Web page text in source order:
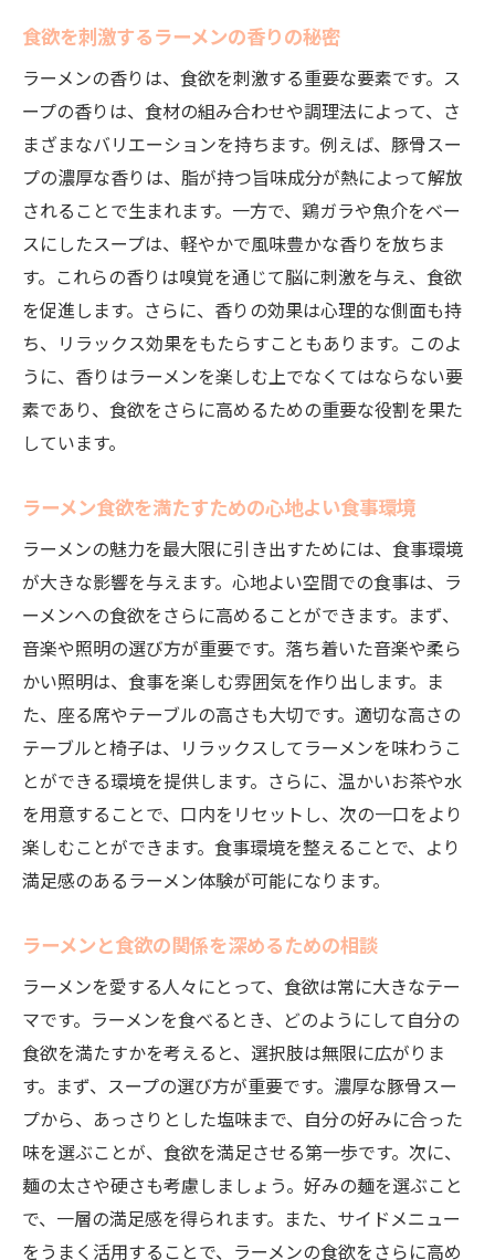
ラーメンの塩分と健康への影響を理解する
べ方
健康に良いラーメンの選び方と相談
ラーメンを賢く楽しむための健康的なトッ
ピング
食欲と健康を両立させるラーメンの食べ方
多様なラーメンの種類を知り食欲を満たす最適
な相談先とは
地域別ラーメンの特徴と食欲への影響
ラーメンの種類選びで迷ったときの相談方
法
食欲を満たすためのラーメンスタイルの選
ラーメンのバリエーションを活かした食べ
方
食欲を満たすためのラーメンの新しいトレ
ンド
ラーメンの種類に関する専門家への相談
ラーメン愛好者必見！食欲を満たすための賢い
相談術
ラーメン愛好者が語る食欲の満たし方
食欲を満たすためのラーメンへの情熱を共
有する
賢くラーメンを楽しむための相談のタイミ
食欲を満たすラーメンの楽しみ方と交流
ラーメン愛を深めるための相談プロセス
ラーメン愛好者同士の食欲に関する相談会
ラーメンの味わいを深めるための相談ポイント
を探る
ラーメンの味わいを豊かにする出汁の選び
方
食欲を満たすスープの濃度と相談の重要性
ラーメンの風味を引き出す食べ方の工夫
食欲を刺激するラーメンの香りの秘密
ラーメンの香りは、食欲を刺激する重要な要素です。ス
ープの香りは、食材の組み合わせや調理法によって、さ
まざまなバリエーションを持ちます。例えば、豚骨スー
プの濃厚な香りは、脂が持つ旨味成分が熱によって解放
されることで生まれます。一方で、鶏ガラや魚介をベー
スにしたスープは、軽やかで風味豊かな香りを放ちま
す。これらの香りは嗅覚を通じて脳に刺激を与え、食欲
を促進します。さらに、香りの効果は心理的な側面も持
ち、リラックス効果をもたらすこともあります。このよ
うに、香りはラーメンを楽しむ上でなくてはならない要
素であり、食欲をさらに高めるための重要な役割を果た
しています。
ラーメン食欲を満たすための心地よい食事環境
ラーメンの魅力を最大限に引き出すためには、食事環境
が大きな影響を与えます。心地よい空間での食事は、ラ
ーメンへの食欲をさらに高めることができます。まず、
音楽や照明の選び方が重要です。落ち着いた音楽や柔ら
かい照明は、食事を楽しむ雰囲気を作り出します。ま
た、座る席やテーブルの高さも大切です。適切な高さの
テーブルと椅子は、リラックスしてラーメンを味わうこ
とができる環境を提供します。さらに、温かいお茶や水
を用意することで、口内をリセットし、次の一口をより
楽しむことができます。食事環境を整えることで、より
満足感のあるラーメン体験が可能になります。
ラーメンと食欲の関係を深めるための相談
ラーメンを愛する人々にとって、食欲は常に大きなテー
マです。ラーメンを食べるとき、どのようにして自分の
食欲を満たすかを考えると、選択肢は無限に広がりま
す。まず、スープの選び方が重要です。濃厚な豚骨スー
プから、あっさりとした塩味まで、自分の好みに合った
味を選ぶことが、食欲を満足させる第一歩です。次に、
麺の太さや硬さも考慮しましょう。好みの麺を選ぶこと
で、一層の満足感を得られます。また、サイドメニュー
をうまく活用することで、ラーメンの食欲をさらに高め